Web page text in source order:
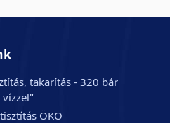
takarítás - 320 bár
ÖKO